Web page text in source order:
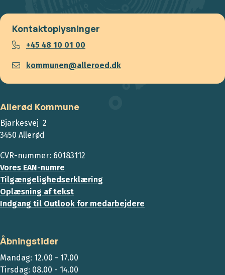
Kontaktoplysninger
+45 48 10 01 00
kommunen@alleroed.dk
Allerød Kommune
Bjarkesvej 2
3450 Allerød
CVR-nummer: 60183112
Vores EAN-numre
Tilgængelighedserklæring
Oplæsning af tekst
Indgang til Outlook for medarbejdere
Åbningstider
Mandag: 12.00 - 17.00
Tirsdag: 08.00 - 14.00